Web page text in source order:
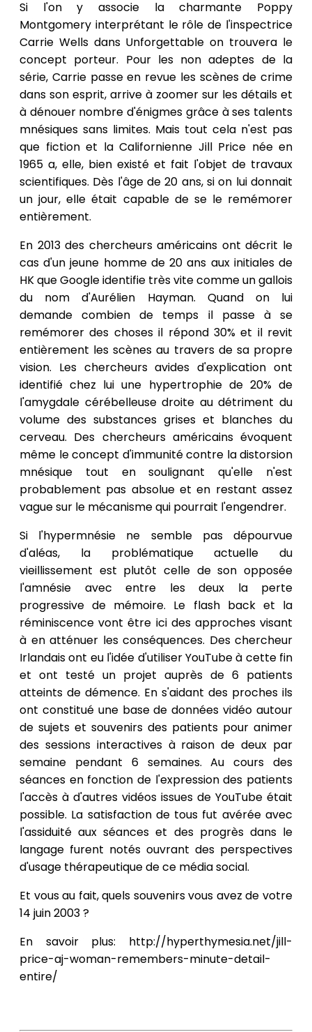
Si l'on y associe la charmante Poppy
Montgomery interprétant le rôle de l'inspectrice
Carrie Wells dans Unforgettable on trouvera le
concept porteur. Pour les non adeptes de la
série, Carrie passe en revue les scènes de crime
dans son esprit, arrive à zoomer sur les détails et
à dénouer nombre d'énigmes grâce à ses talents
mnésiques sans limites. Mais tout cela n'est pas
que fiction et la Californienne Jill Price née en
1965 a, elle, bien existé et fait l'objet de travaux
scientifiques. Dès l'âge de 20 ans, si on lui donnait
un jour, elle était capable de se le remémorer
entièrement.
En 2013 des chercheurs américains ont décrit le
cas d'un jeune homme de 20 ans aux initiales de
HK que Google identifie très vite comme un gallois
du nom d'Aurélien Hayman. Quand on lui
demande combien de temps il passe à se
remémorer des choses il répond 30% et il revit
entièrement les scènes au travers de sa propre
vision. Les chercheurs avides d'explication ont
identifié chez lui une hypertrophie de 20% de
l'amygdale cérébelleuse droite au détriment du
volume des substances grises et blanches du
cerveau. Des chercheurs américains évoquent
même le concept d'immunité contre la distorsion
mnésique tout en soulignant qu'elle n'est
probablement pas absolue et en restant assez
vague sur le mécanisme qui pourrait l'engendrer.
Si l'hypermnésie ne semble pas dépourvue
d'aléas, la problématique actuelle du
vieillissement est plutôt celle de son opposée
l'amnésie avec entre les deux la perte
progressive de mémoire. Le flash back et la
réminiscence vont être ici des approches visant
à en atténuer les conséquences. Des chercheur
Irlandais ont eu l'idée d'utiliser YouTube à cette fin
et ont testé un projet auprès de 6 patients
atteints de démence. En s'aidant des proches ils
ont constitué une base de données vidéo autour
de sujets et souvenirs des patients pour animer
des sessions interactives à raison de deux par
semaine pendant 6 semaines. Au cours des
séances en fonction de l'expression des patients
l'accès à d'autres vidéos issues de YouTube était
possible. La satisfaction de tous fut avérée avec
l'assiduité aux séances et des progrès dans le
langage furent notés ouvrant des perspectives
d'usage thérapeutique de ce média social.
Et vous au fait, quels souvenirs vous avez de votre
14 juin 2003 ?
En savoir plus: http://hyperthymesia.net/jill-
price-aj-woman-remembers-minute-detail-
entire/